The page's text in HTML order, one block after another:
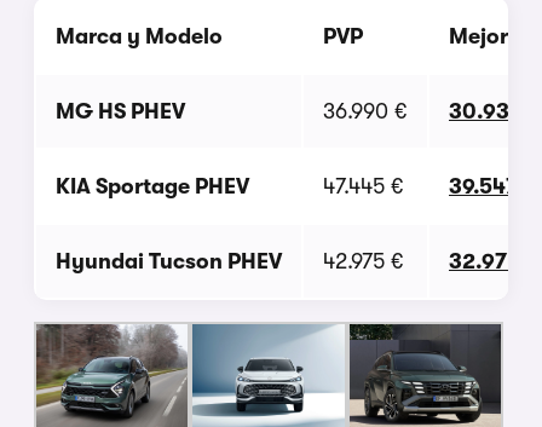
Marca y Modelo PVP Mejor
MG HS PHEV 36.990 € 30.930 €
KIA Sportage PHEV 47.445 € 39.547 €
Hyundai Tucson PHEV 42.975 € 32.974 €